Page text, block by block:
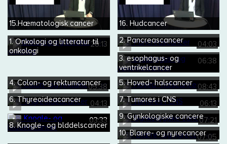
15.Hæmatologisk cancer 16. Hudcancer
28:13
1. Onkologi og litteratur til
onkologi
04:03
2. Pancreascancer
06:38
3. esophagus- og
ventrikelcancer
05:38
4. Colon- og rektumcancer 08:43
5. Hoved- halscancer
04:13
6. Thyreoideacancer 06:13
7. Tumores i CNS
03:33
8. Knogle- og blddelscancer
07:21
9. Gynkologiske cancere
07:05
10. Blære- og nyrecancer